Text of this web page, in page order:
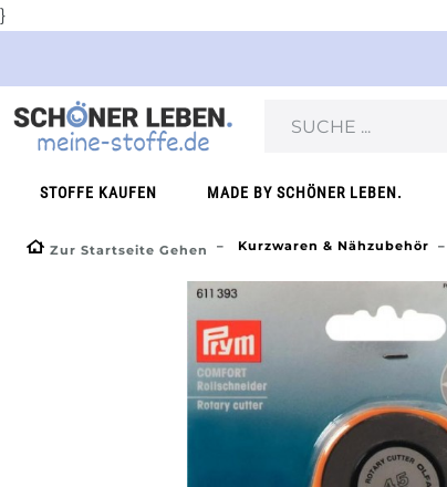
}
STOFFE KAUFEN MADE BY SCHÖNER LEBEN.
Zur Startseite Gehen Kurzwaren & Nähzubehör